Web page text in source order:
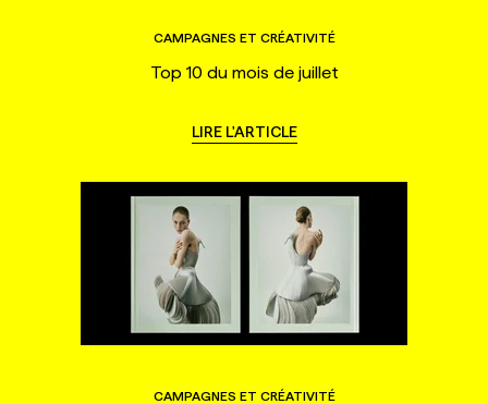
CAMPAGNES ET CRÉATIVITÉ
Top 10 du mois de juillet
LIRE L'ARTICLE
CAMPAGNES ET CRÉATIVITÉ